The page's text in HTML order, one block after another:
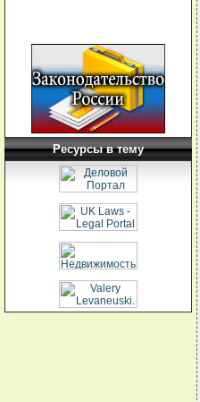
Ресурсы в тему